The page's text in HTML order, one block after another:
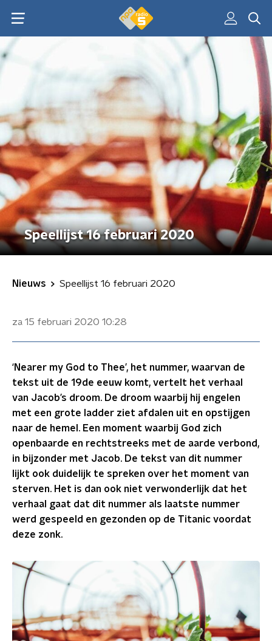
Speellijst 16 februari 2020
Nieuws Speellijst 16 februari 2020
za 15 februari 2020 10:28
‘Nearer my God to Thee’, het nummer, waarvan de
tekst uit de 19de eeuw komt, vertelt het verhaal
van Jacob’s droom. De droom waarbij hij engelen
met een grote ladder ziet afdalen uit en opstijgen
naar de hemel. Een moment waarbij God zich
openbaarde en rechtstreeks met de aarde verbond,
in bijzonder met Jacob. De tekst van dit nummer
lijkt ook duidelijk te spreken over het moment van
sterven. Het is dan ook niet verwonderlijk dat het
verhaal gaat dat dit nummer als laatste nummer
werd gespeeld en gezonden op de Titanic voordat
deze zonk.